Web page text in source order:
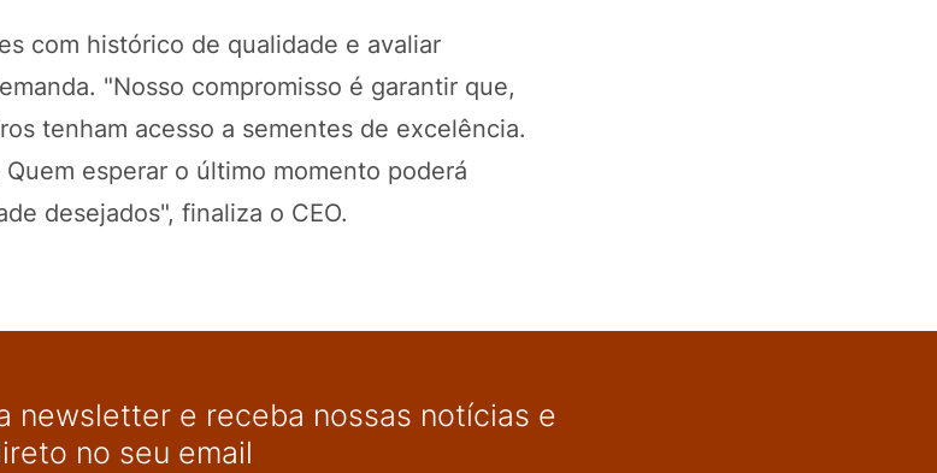
com histórico de qualidade e avaliar
"Nosso compromisso é garantir que,
tenham acesso a sementes de excelência.
esperar o último momento poderá
desejados", finaliza o CEO.
newsletter e receba nossas notícias e
no seu email